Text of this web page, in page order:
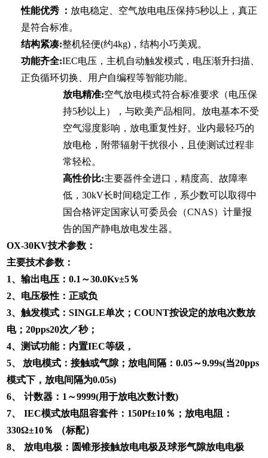
性能优秀 ： 放电稳定、空气放电电压保持5秒以上，真正
是符合标准。
结构紧凑:整机轻便(约4kg) ，结构小巧美观。
功能齐全:IEC电压，主机自动触发模式，电压渐升扫描、
正负循环切换、用户自编程等智能功能。
放电精准:空气放电模式符合标准要求（电压保
持5秒以上），与欧美产品相同。放电基本不受
空气湿度影响，放电重复性好。业内最轻巧的
放电枪，附带辐射干扰很小，且使测试过程非
常轻松。
高性价比:主要器件全进口，精度高、故障率
低，30kV长时间稳定工作，系少数可以取得中
国合格评定国家认可委员会（CNAS）计量报
告的国产静电放电发生器。
OX-30KV技术参数：
主要技术参数：
1、输出电压：0.1～30.0Kv±5％
2、电压极性：正或负
3、触发模式：SINGLE单次；COUNT按设定的放电次数放
电；20pps20次／秒；
4、测试功能：内置IEC等级，
5、 放电模式：接触或气隙；放电间隔： 0.05～9.99s(当20pps
模式下，放电间隔为0.05s)
6、 计数器： 1～9999(用于放电次数计数)
7、 IEC模式放电阻容套件： 150Pf±10％；放电电阻：
330Ω±10％
（标配）
8、
放电电极：圆锥形接触放电电极及球形气隙放电电极